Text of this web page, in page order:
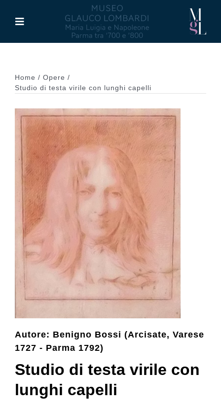
contenuto
Toggle
Maria Luigia d’Asburgo
Glauco Lombardi
Palazzo di Riserva
Attività
Pubblicazioni
Collezione
Contatti e biglietti
Dona
Home
Opere
Studio di testa virile con lunghi capelli
Autore: Benigno Bossi (Arcisate, Varese
1727 - Parma 1792)
Studio di testa virile con
lunghi capelli